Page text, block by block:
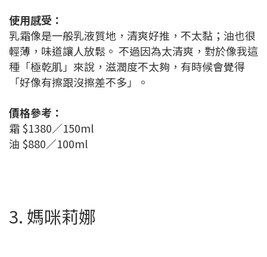
使用感受：
乳霜像是一般乳液質地，清爽好推，不太黏；油也很
輕薄，味道讓人放鬆。 不過因為太清爽，對於像我這
種「極乾肌」來說，滋潤度不太夠，有時候會覺得
「好像有擦跟沒擦差不多」。
價格參考：
霜 $1380／150ml
油 $880／100ml
3. 媽咪莉娜